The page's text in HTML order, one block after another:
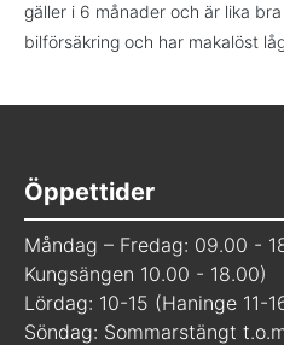
gäller i 6 månader och är lika
bilförsäkring och har makalöst
Öppettider
Måndag – Fredag: 09.00 -
Kungsängen 10.00 - 18.00)
Lördag: 10-15 (Haninge 11-
Söndag: Sommarstängt